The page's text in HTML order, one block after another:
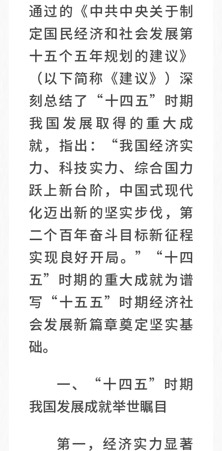
通过的《中共中央关于制
定国民经济和社会发展第
十五个五年规划的建议》
（以下简称《建议》）深
刻总结了“十四五”时期
我国发展取得的重大成
就，指出：“我国经济实
力、科技实力、综合国力
跃上新台阶，中国式现代
化迈出新的坚实步伐，第
二个百年奋斗目标新征程
实现良好开局。”“十四
五”时期的重大成就为谱
写“十五五”时期经济社
会发展新篇章奠定坚实基
础。
一、“十四五”时期
我国发展成就举世瞩目
第一，经济实力显著